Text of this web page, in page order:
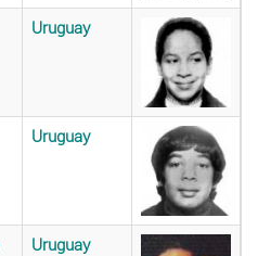
Uruguay
Uruguay
Uruguay